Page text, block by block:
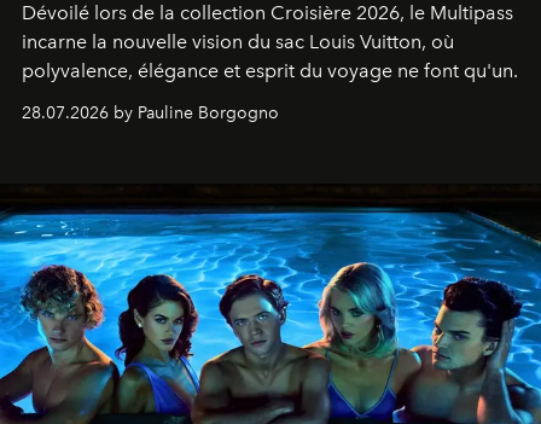
Dévoilé lors de la collection Croisière 2026, le Multipass
incarne la nouvelle vision du sac Louis Vuitton, où
polyvalence, élégance et esprit du voyage ne font qu'un.
28.07.2026 by Pauline Borgogno